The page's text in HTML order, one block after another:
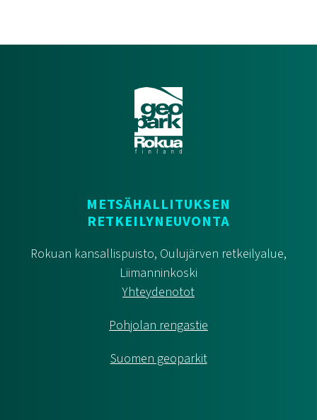
METSÄHALLITUKSEN
RETKEILYNEUVONTA
Rokuan kansallispuisto, Oulujärven retkeilyalue,
Liimanninkoski
Yhteydenotot
Pohjolan rengastie
Suomen geoparkit